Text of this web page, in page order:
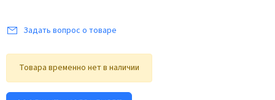
Задать вопрос о товаре
Товара временно нет в наличии